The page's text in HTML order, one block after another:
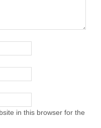
in this browser for the